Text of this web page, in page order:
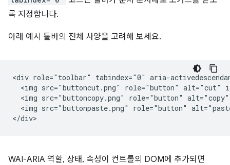
록 지정합니다.
아래 예시 툴바의 전체 사양을 고려해 보세요.
<div role="toolbar" tabindex="0" aria-
<img src="buttoncut.png" role="button" alt="cut"
<img src="buttoncopy.png" role="button"
<img src="buttonpaste.png" role="button"
WAI-ARIA 역할, 상태, 속성이 컨트롤의 DOM에 추가되면